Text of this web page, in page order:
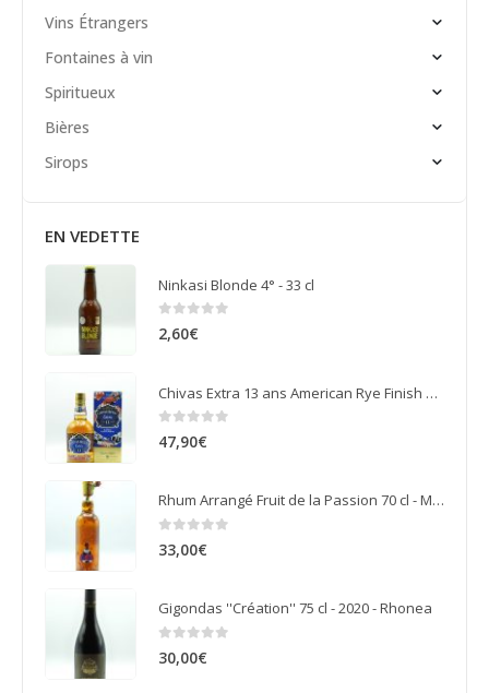
Vins Étrangers
Fontaines à vin
Spiritueux
Bières
Sirops
EN VEDETTE
Ninkasi Blonde 4° - 33 cl
0 sur 5
2,60€
Chivas Extra 13 ans American Rye Finish 70 cl
0sur 5
47,90€
Rhum Arrangé Fruit de la Passion 70 cl - Ma Doudou
0sur 5
33,00€
Gigondas ''Création'' 75 cl - 2020 - Rhonea
0 sur 5
30,00€